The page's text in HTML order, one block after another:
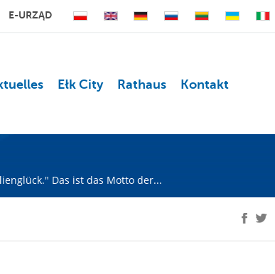
E-URZĄD
Ełk City Rathaus Kontakt
Das ist das Motto der...